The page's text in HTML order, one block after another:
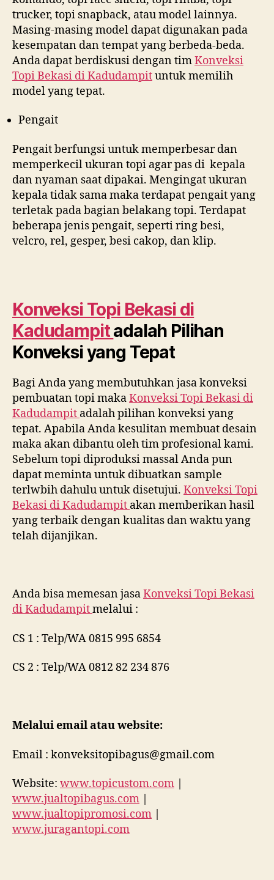
trucker, topi snapback, atau model lainnya.
Masing-masing model dapat digunakan pada
kesempatan dan tempat yang berbeda-beda.
Anda dapat berdiskusi dengan timKonveksi
Topi Bekasi diKadudampituntuk memilih
model yang tepat.
Pengait
Pengait berfungsi untuk memperbesar dan
memperkecil ukuran topi agar pas di kepala
dan nyaman saat dipakai. Mengingat ukuran
kepala tidak sama maka terdapat pengait yang
terletak pada bagian belakang topi. Terdapat
beberapa jenis pengait, seperti ring besi,
velcro, rel, gesper, besi cakop, dan klip.
Konveksi Topi Bekasi di
Kadudampitadalah Pilihan
Konveksi yang Tepat
Bagi Anda yang membutuhkan jasa konveksi
pembuatan topi makaKonveksi Topi Bekasi di
Kadudampit adalah pilihan konveksi yang
tepat. Apabila Anda kesulitan membuat desain
maka akan dibantu oleh tim profesional kami.
Sebelum topi diproduksi massal Anda pun
dapat meminta untuk dibuatkan sample
terlwbih dahulu untuk disetujui. Konveksi Topi
Bekasi diKadudampit akan memberikan hasil
yang terbaik dengan kualitas dan waktu yang
telah dijanjikan.
Anda bisa memesan jasaKonveksi Topi Bekasi
diKadudampitmelalui :
CS 1 : Telp/WA 0815 995 6854
CS 2 : Telp/WA 0812 82 234 876
Melalui email atau website:
Email : konveksitopibagus@gmail.com
Website: www.topicustom.com
www.jualtopibagus.com
www.jualtopipromosi.com
www.juragantopi.com